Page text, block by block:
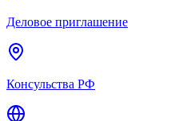
Деловое приглашение
Консульства РФ